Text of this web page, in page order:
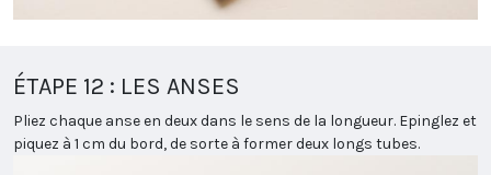
ÉTAPE 12 : LES ANSES
Pliez chaque anse en deux dans le sens de la longueur. Epinglez et
piquez à 1 cm du bord, de sorte à former deux longs tubes.